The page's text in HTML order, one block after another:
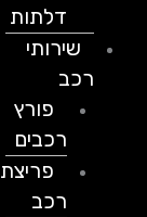
דלתות
שירותי
פורץ
רכבים
פריצת